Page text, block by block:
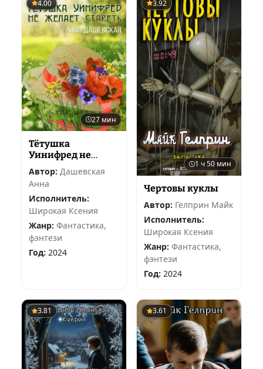
4.00
27 мин
Тётушка
Уинифред не
желает стареть
Автор: Дашевская
Анна
Исполнитель:
Широкая Ксения
Жанр: Фантастика,
фэнтези
Год: 2024
3.92
1 ч 50 мин
Чертовы куклы
Автор: Гелприн Майк
Исполнитель:
Широкая Ксения
Жанр: Фантастика,
фэнтези
Год: 2024
3.81 3.61